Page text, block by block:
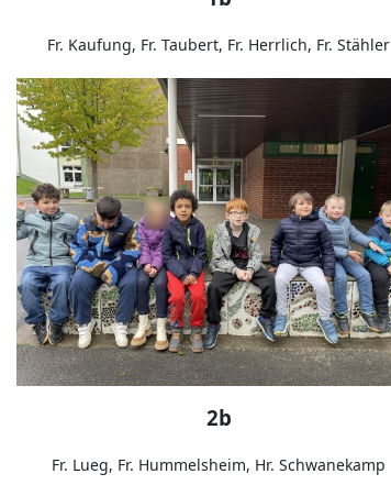
Fr. Kaufung, Fr. Taubert, Fr. Herrlich, Fr. Stähler
2b
Fr. Lueg, Fr. Hummelsheim, Hr. Schwanekamp